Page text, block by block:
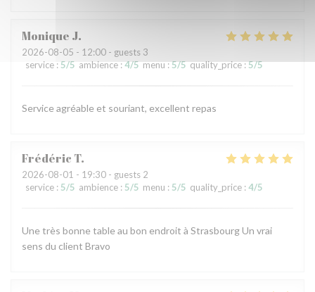
Monique J
2026-08-05 - 12:00 - guests 3
service : 5/5 ambience : 4/5 menu:5/5 quality_price:5/5
Service agréable et souriant, excellent repas
Frédéric T
2026-08-01 - 19:30 - guests 2
service : 5/5 ambience : 5/5 menu : 5/5 quality_price : 4/5
Une très bonne table au bon endroit à Strasbourg Un vrai
sens du client Bravo